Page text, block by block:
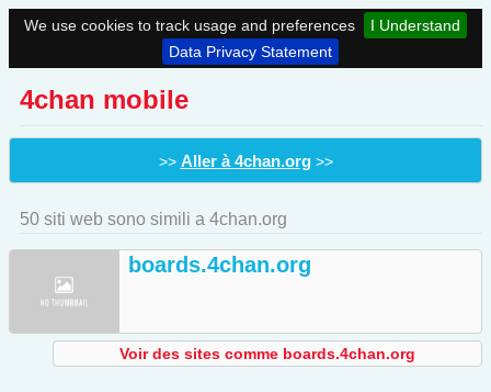
We use cookies to track usage and preferences
I Understand
Data Privacy Statement
4chan mobile
>> Aller à 4chan.org>>
50 siti web sono simili a 4chan.org
boards.4chan.org
Voir des sites comme boards.4chan.org